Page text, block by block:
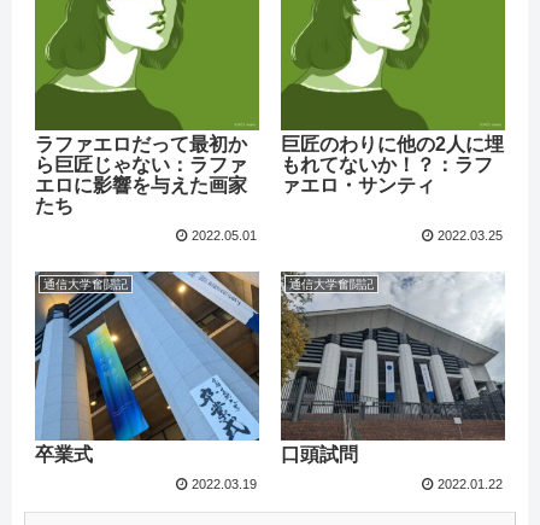
ラファエロだって最初か
ら巨匠じゃない：ラファ
エロに影響を与えた画家
たち
2022.05.01
巨匠のわりに他の2人に埋
もれてないか！？：ラフ
ァエロ・サンティ
2022.03.25
通信大学奮闘記
卒業式
2022.03.19
通信大学奮闘記
口頭試問
2022.01.22